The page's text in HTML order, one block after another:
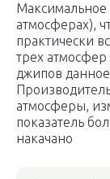
Максимальное
атмосферах),
практически
трех атмосфер
джипов
атмосферы,
показатель
накачано